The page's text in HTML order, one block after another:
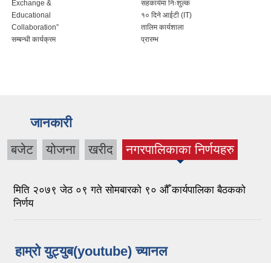
Exchange &
Educational
Collaboration”
सम्बन्धी कार्यक्रम
सहकार्यमा निःशुल्क
१० दिने आईटी (IT)
तालिम कार्यशाला
प्रारम्भ
जानकारी
बजेट योजना खरीद नगरपालिकाका निर्णयहरु
(active tab)
मिति २०७९ जेठ ०९ गते सोमबारको ९० औँ कार्यपालिका बैठकको
निर्णय
हाम्रो युट्युब(youtube) च्यानल